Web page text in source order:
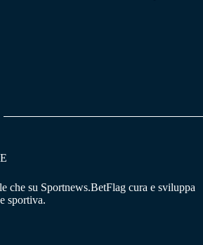
che su Sportnews.BetFlag cura e sviluppa
sportiva.